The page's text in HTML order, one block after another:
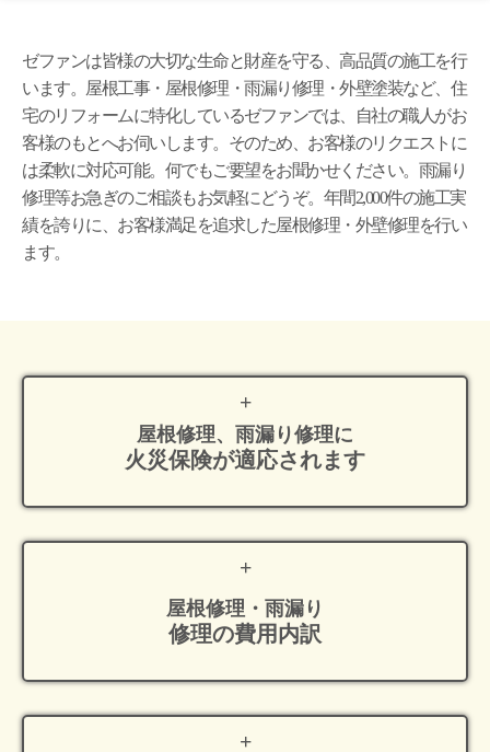
ゼファンは皆様の大切な生命と財産を守る、高品質の施工を行
います。屋根工事・屋根修理・雨漏り修理・外壁塗装など、住
宅のリフォームに特化しているゼファンでは、自社の職人がお
客様のもとへお伺いします。そのため、お客様のリクエストに
は柔軟に対応可能。何でもご要望をお聞かせください。雨漏り
修理等お急ぎのご相談もお気軽にどうぞ。年間2,000件の施工実
績を誇りに、お客様満足を追求した屋根修理・外壁修理を行い
ます。
屋根修理、雨漏り修理に
火災保険が適応されます
屋根修理・雨漏り
修理の費用内訳